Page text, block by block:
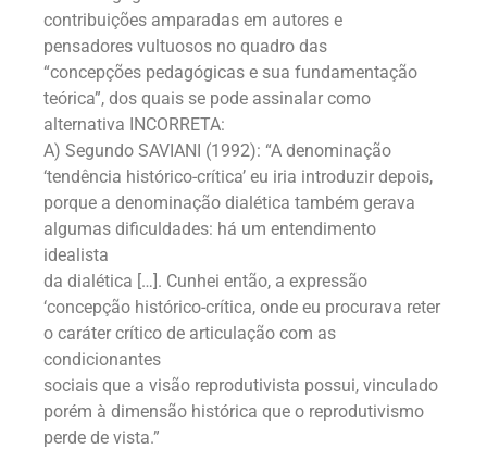
contribuições amparadas em autores e
pensadores vultuosos no quadro das
“concepções pedagógicas e sua fundamentação
teórica”, dos quais se pode assinalar como
alternativa INCORRETA:
A) Segundo SAVIANI (1992): “A denominação
‘tendência histórico-crítica’ eu iria introduzir depois,
porque a denominação dialética também gerava
algumas dificuldades: há um entendimento
idealista
da dialética […]. Cunhei então, a expressão
‘concepção histórico-crítica, onde eu procurava reter
o caráter crítico de articulação com as
condicionantes
sociais que a visão reprodutivista possui, vinculado
porém à dimensão histórica que o reprodutivismo
perde de vista.”